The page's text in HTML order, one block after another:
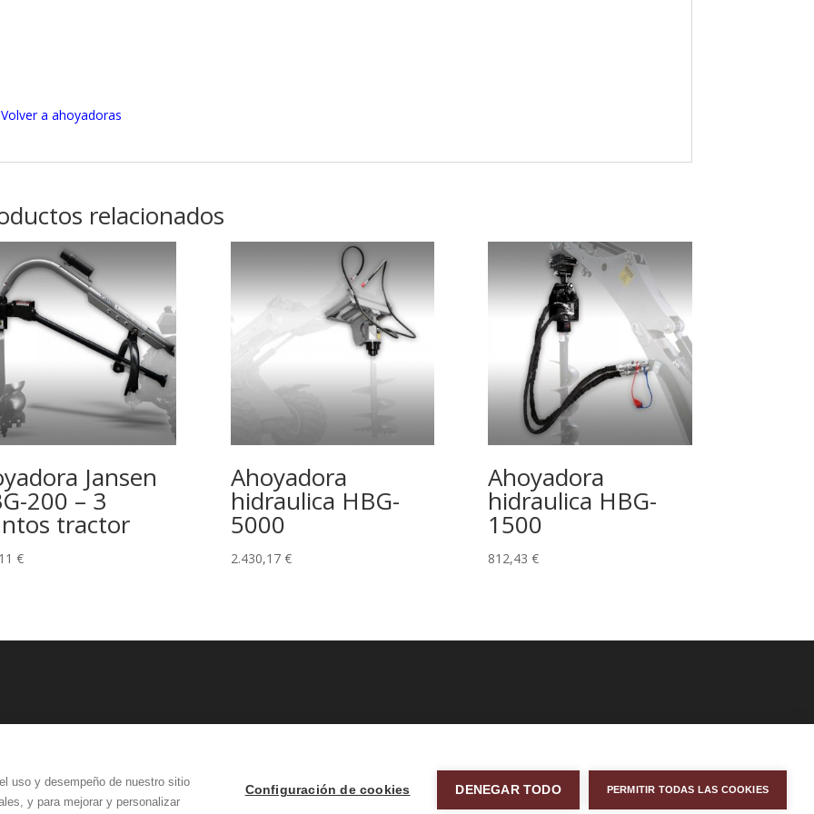
Volver a ahoyadoras
relacionados
Jansen
200 – 3
tractor
€
Ahoyadora
hidraulica HBG-
5000
2.430,17 €
Ahoyadora
hidraulica HBG-
1500
812,43€
uso y desempeño de nuestro sitio
y para mejorar y personalizar
Configuración de cookies DENEGAR TODO PERMITIR TODAS LAS COOKIES